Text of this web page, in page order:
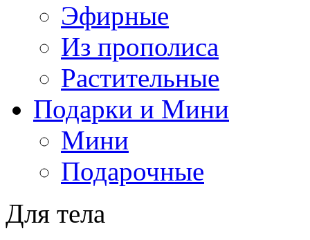
Эфирные
Из прополиса
Растительные
Подарки и Мини
Мини
Подарочные
Для тела